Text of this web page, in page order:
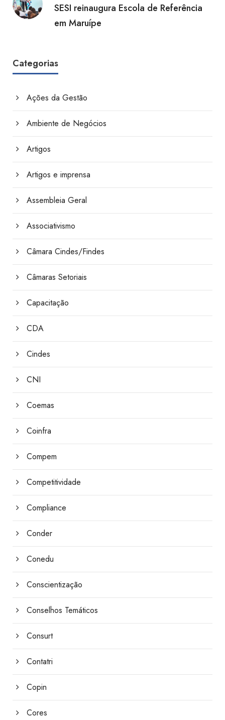
SESI reinaugura Escola de Referência
em Maruípe
Categorias
Ações da Gestão
Ambiente de Negócios
Artigos
Artigos e imprensa
Assembleia Geral
Associativismo
Câmara Cindes/Findes
Câmaras Setoriais
Capacitação
CDA
Cindes
CNI
Coemas
Coinfra
Compem
Competitividade
Compliance
Conder
Conedu
Conscientização
Conselhos Temáticos
Consurt
Contatri
Copin
Cores